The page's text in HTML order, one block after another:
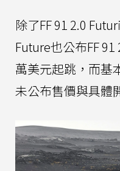
除了FF 91 2.0
Future也公布FF
萬美元起跳，而基
未公布售價與具體